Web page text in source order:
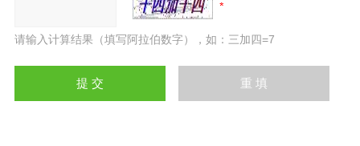
请输入计算结果（填写阿拉伯数字），如：三加四=7